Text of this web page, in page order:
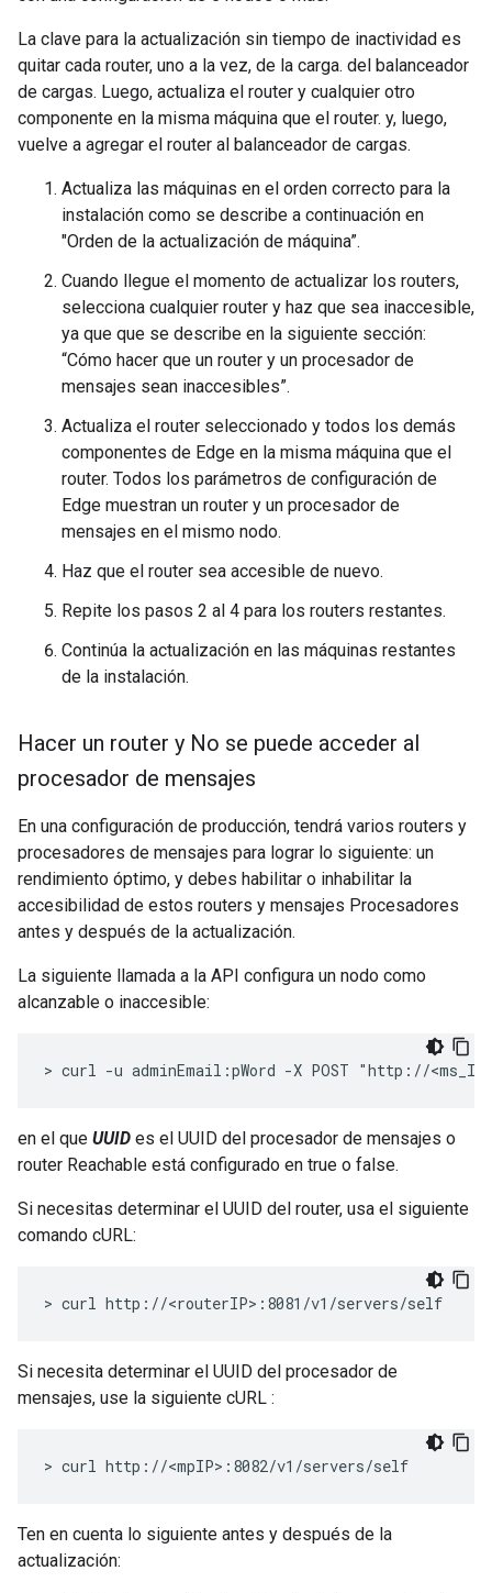
La clave para la actualización sin tiempo de inactividad es
quitar cada router, uno a la vez, de la carga. del balanceador
de cargas. Luego, actualiza el router y cualquier otro
componente en la misma máquina que el router. y, luego,
vuelve a agregar el router al balanceador de cargas.
Actualiza las máquinas en el orden correcto para la
instalación como se describe a continuación en
"Orden de la actualización de máquina”.
Cuando llegue el momento de actualizar los routers,
selecciona cualquier router y haz que sea inaccesible,
ya que que se describe en la siguiente sección:
“Cómo hacer que un router y un procesador de
mensajes sean inaccesibles”.
Actualiza el router seleccionado y todos los demás
componentes de Edge en la misma máquina que el
router. Todos los parámetros de configuración de
Edge muestran un router y un procesador de
mensajes en el mismo nodo.
Haz que el router sea accesible de nuevo.
Repite los pasos 2 al 4 para los routers restantes.
Continúa la actualización en las máquinas restantes
de la instalación.
Hacer un router y No se puede acceder al
procesador de mensajes
En una configuración de producción, tendrá varios routers y
procesadores de mensajes para lograr lo siguiente: un
rendimiento óptimo, y debes habilitar o inhabilitar la
accesibilidad de estos routers y mensajes Procesadores
antes y después de la actualización.
La siguiente llamada a la API configura un nodo como
alcanzable o inaccesible:
> curl -u adminEmail:pWord -X POST "http://
en el que UUID es el UUID del procesador de mensajes o
router Reachable está configurado en true o false.
Si necesitas determinar el UUID del router, usa el siguiente
comando cURL:
> curl http://<routerIP>:8081/v1/servers/self
Si necesita determinar el UUID del procesador de
mensajes, use la siguiente cURL :
> curl http://<mpIP>:8082/v1/servers/self
Ten en cuenta lo siguiente antes y después de la
actualización: